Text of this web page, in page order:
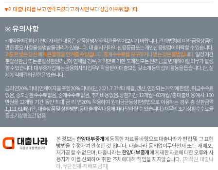
대출나라를 보고 연락드렸다고 하시면 보다 상담이 쉬워집니다.
※ 유의사항
계약을 체결하기 전에 자세한 내용은 상품설명서와 약관을 읽어보시기 바랍니다. 관계 법령에 따라 금융상품에
관한 중요 사항을 설명받을 권리가 있습니다. 대 출 시 귀하의 신용등급 또는 개인신용평점이 하락할 수 있습니다.
과도한 빚은 당신 에게 큰 불행을 안겨줄 수 있습니다. 중개수수료를 요구하거나 받는 것은 불법입니다. 일정 기간
분할상환금 또는 분할상환원리금이 연체될 경우, 계약만료 기한 도래전 모든 원리금을 변제해야할 의무가 발생
할 수 있습니다. 대부중개업체는 금융회사의 업무위탁을 받아 대출모집 및 소개 등의 섭외 활동을 돕습니다. 단, 실
제 계약체결의 권한은 없습니다.
금리 연20% 이내 (연체이자율 포함 20% 이내) (단, 2021. 7. 7부터 체결, 갱신, 연장되는 계 약에 한함), 취급수수료
없음, 중도상환 수수료 없음, 중개수수료 없음, 추가비용 없음. 상환기간 : 12개월 ~ 60개월 / 총 대출 비용 예시 : 100
만원을 12개월 기간 동안 최대 금 리 연20% 적용하여 원리금균등상환방법으로 이용하는 경우 총 상환금액
1,111,614원 (단, 대출상품 및 상환방법 등 대출계약 내용에 따라 달라질 수 있습니다.) 채무의 조기 상환수수료율
등 조기상환조건 없음.
본 정보는 한양대부중개 에 등록한 자료를 바탕으로 대출나라가 편집 및 그 표현
방법을 수정하여 완성한 것 입니다. 대출나라 동의없이무단전재 또는 재배포,
재가공 할 수 없으며, 대출나라는한양대부중개 에 게재한 자료에 대한 오류와 사
용자가 이를 신뢰하여 취한 조치에대해 책임을 지지않습니다. [저작권 대출나
라. 무단전재-재배포 금지]